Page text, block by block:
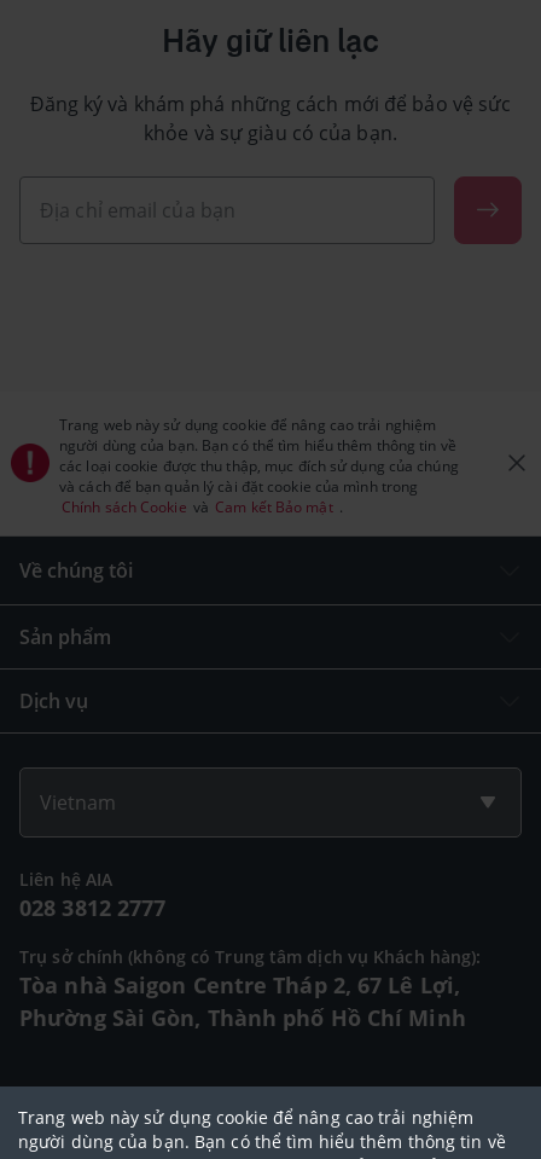
Hãy giữ liên lạc
Đăng ký và khám phá những cách mới để bảo vệ sức
khỏe và sự giàu có của bạn.
Trang web này sử dụng cookie để nâng cao trải nghiệm
người dùng của bạn. Bạn có thể tìm hiểu thêm thông tin về
các loại cookie được thu thập, mục đích sử dụng của chúng
và cách để bạn quản lý cài đặt cookie của mình trong
Chính sách Cookie và Cam kết Bảo mật .
Về chúng tôi
Sản phẩm
Dịch vụ
Vietnam
Liên hệ AIA
028 3812 2777
Trụ sở chính (không có Trung tâm dịch vụ Khách hàng):
Tòa nhà Saigon Centre Tháp 2, 67 Lê Lợi,
Phường Sài Gòn, Thành phố Hồ Chí Minh
Đại lý Ngoại hạng AIA|Điều khoản sử dụng |Cam kết bảo mật|Chính
Trang web này sử dụng cookie để nâng cao trải nghiệm
người dùng của bạn. Bạn có thể tìm hiểu thêm thông tin về